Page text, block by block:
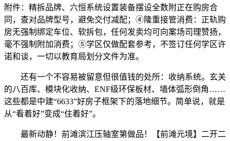
附件：精拆品牌、六恒系统设置装备摆设全数附正在购房合
同，查对品牌型号，避免交付减配；④隆重接管消费：正轨购
房无强制绑定车位、软拆包，任何发卖均可向案场司理赞扬，
毫不强制附加消费；⑤学区仅做配套参考，不签订任何学区许
诺和谈，一切以教育局划分文件为准。
还有一个不容易被留意但很值钱的处所：收纳系统。玄关
的八百库、模块化收纳、ENF级环保板材、墙体弧形倒角……
这些都是中建“6633”好房子框架下的落地细节。简单说，就是
从“看着好”变成“住着好”。
最新动静！前滩滨江压轴室第做品！【前滩元境】二开二